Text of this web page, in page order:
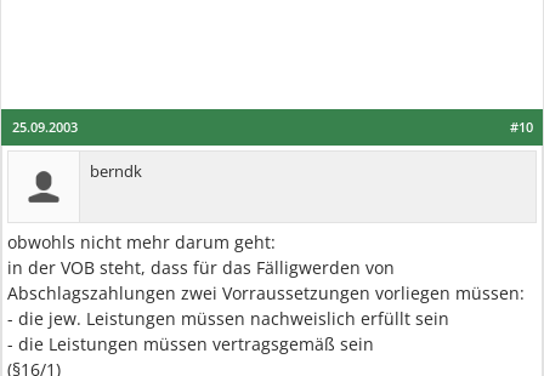
#10
25.09.2003
berndk
obwohls nicht mehr darum geht:
in der VOB steht, dass für das Fälligwerden von
Abschlagszahlungen zwei Vorraussetzungen vorliegen müssen:
- die jew. Leistungen müssen nachweislich erfüllt sein
- die Leistungen müssen vertragsgemäß sein
(§16/1)